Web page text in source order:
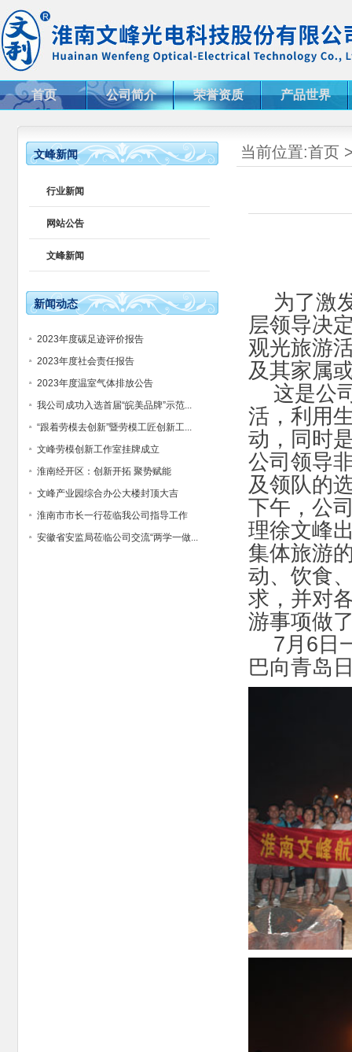
首页 公司简介 荣誉资质 产品世界
当前位置:首页
为了激
层领导决
观光旅游
及其家属
这是公
活，利用
动，同时
公司领导
及领队的
下午，公
理徐文峰
集体旅游
动、饮食
求，并对
游事项做
7月6日
巴向青岛
文峰新闻
行业新闻
网站公告
文峰新闻
新闻动态
2023年度碳足迹评价报告
2023年度社会责任报告
2023年度温室气体排放公告
我公司成功入选首届“皖美品牌”示范...
“跟着劳模去创新”暨劳模工匠创新工...
文峰劳模创新工作室挂牌成立
淮南经开区：创新开拓 聚势赋能
文峰产业园综合办公大楼封顶大吉
淮南市市长一行莅临我公司指导工作
安徽省安监局莅临公司交流“两学一做...